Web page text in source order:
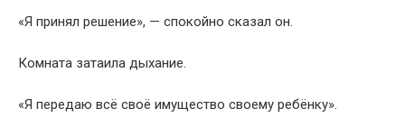
«Я принял решение», — спокойно сказал он.
Комната затаила дыхание.
«Я передаю всё своё имущество своему ребёнку».